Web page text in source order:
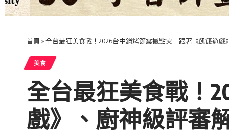
首頁 »全台最狂美食戰！2026台中鍋烤節震撼點火 跟著《飢餓遊戲
美食
全台最狂美食戰！
戲》、廚神級評審